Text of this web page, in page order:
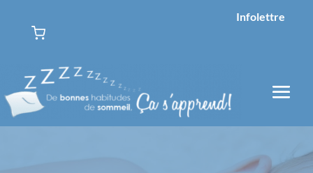
Infolettre